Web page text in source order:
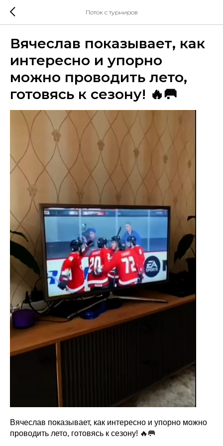
Поток с турниров
Вячеслав показывает, как
интересно и упорно
можно проводить лето,
готовясь к сезону! 🔥🥅
Вячеслав показывает, как интересно и упорно можно
проводить лето, готовясь к сезону! 🔥🥅